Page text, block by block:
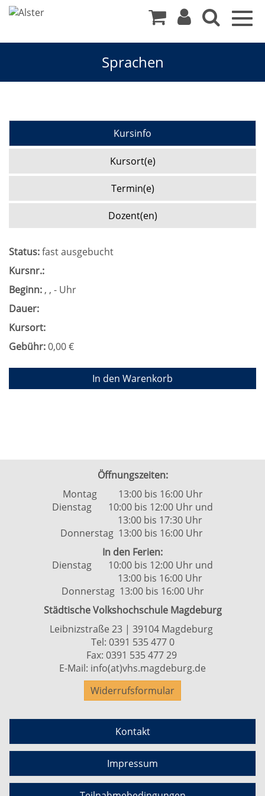
Sprachen
Kursinfo
Kursort(e)
Termin(e)
Dozent(en)
Status:fast ausgebucht
Kursnr.:
Beginn: , , - Uhr
Dauer:
Kursort:
Gebühr:0,00 €
In den Warenkorb
Öffnungszeiten:
Montag 13:00 bis 16:00 Uhr
Dienstag 10:00 bis 12:00 Uhr und
13:00 bis 17:30 Uhr
Donnerstag 13:00 bis 16:00 Uhr
In den Ferien:
Dienstag 10:00 bis 12:00 Uhr und
13:00 bis 16:00 Uhr
Donnerstag 13:00 bis 16:00 Uhr
Städtische Volkshochschule Magdeburg
Leibnizstraße 23 | 39104 Magdeburg
Tel: 0391 535 477 0
Fax: 0391 535 477 29
E-Mail: info(at)vhs.magdeburg.de
Widerrufsformular
Kontakt
Impressum